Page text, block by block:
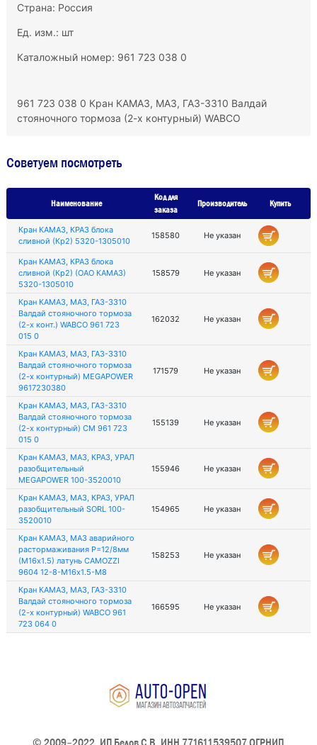
Страна: Россия
Ед. изм.: шт
Каталожный номер: 961 723 038 0
961 723 038 0 Кран КАМАЗ, МАЗ, ГАЗ-3310 Валдай
стояночного тормоза (2-х контурный) WABCO
Советуем посмотреть
Наименование
Код для
заказа
Производитель Купить
Кран КАМАЗ, КРАЗ блока
сливной (Кр2) 5320-1305010
158580 Не указан
Кран КАМАЗ, КРАЗ блока
сливной (Кр2) (ОАО КАМАЗ)
5320-1305010
158579 Не указан
Кран КАМАЗ, МАЗ, ГАЗ-3310
Валдай стояночного тормоза
(2-х конт.) WABCO 961 723
015 0
162032 Не указан
Кран КАМАЗ, МАЗ, ГАЗ-3310
Валдай стояночного тормоза
(2-х контурный) MEGAPOWER
9617230380
171579 Не указан
Кран КАМАЗ, МАЗ, ГАЗ-3310
Валдай стояночного тормоза
(2-х контурный) СМ 961 723
015 0
155139 Не указан
Кран КАМАЗ, МАЗ, КРАЗ, УРАЛ
разобщительный
MEGAPOWER 100-3520010
155946 Не указан
Кран КАМАЗ, МАЗ, КРАЗ, УРАЛ
разобщительный SORL 100-
3520010
154965 Не указан
Кран КАМАЗ, МАЗ аварийного
растормаживания P=12/8мм
(М16х1.5) латунь CAMOZZI
9604 12-8-М16х1.5-М8
158253 Не указан
Кран КАМАЗ, МАЗ, ГАЗ-3310
Валдай стояночного тормоза
(2-х контурный) WABCO 961
723 064 0
166595 Не указан
© 2009–2022, ИП Белов С.В. ИНН 771611539507 ОГРНИП